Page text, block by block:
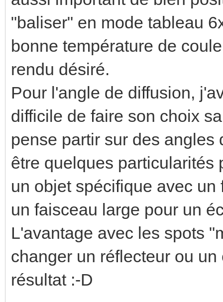
"baliser" en mode tableau
bonne température de
rendu désiré.
Pour l'angle de diffusion,
difficile de faire son choix
pense partir sur des angles
être quelques particularités
un objet spécifique avec
un faisceau large pour un
L'avantage avec les spots
changer un réflecteur ou
résultat :-D